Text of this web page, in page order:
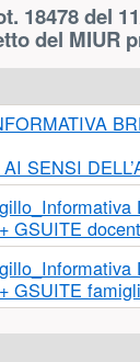
18478 del
del MIUR
SENSI
GSUITE
GSUITE